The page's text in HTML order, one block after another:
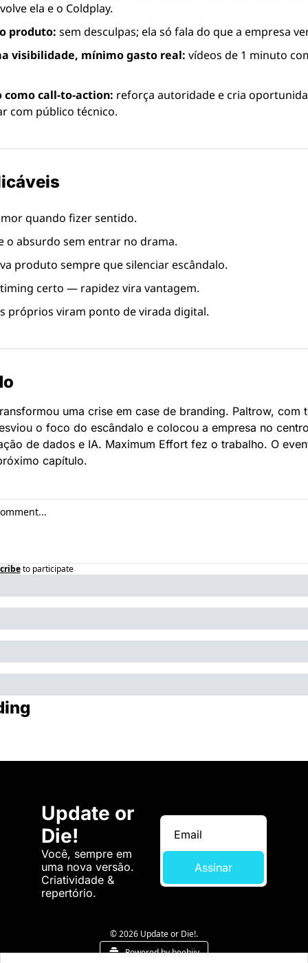
ela e o Coldplay.
produto: sem desculpas; ela só fala do que a empresa
visibilidade, mínimo gasto real: vídeos de 1 minuto
como call-to-action: reforça autoridade e cria
com público técnico.
quando fizer sentido.
o absurdo sem entrar no drama.
produto sempre que silenciar escândalo.
timing certo — rapidez vira vantagem.
próprios viram ponto de virada digital.
uma crise em case de branding. Paltrow, com
o foco do escândalo e colocou a empresa no
de dados e IA. Maximum Effort fez o trabalho. O
capítulo.
to participate
Update or
Die!
Você, sempre em
uma nova versão.
Criatividade &
repertório.
Assinar
© 2026 Update or Die!.
Powered by beehiiv